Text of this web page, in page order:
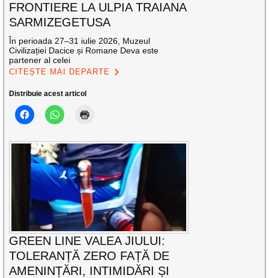
FRONTIERE LA ULPIA TRAIANA
SARMIZEGETUSA
În perioada 27–31 iulie 2026, Muzeul
Civilizației Dacice și Romane Deva este
partener al celei
CITEȘTE MAI DEPARTE
Distribuie acest articol
GREEN LINE VALEA JIULUI:
TOLERANȚĂ ZERO FAȚĂ DE
AMENINȚĂRI, INTIMIDĂRI ȘI